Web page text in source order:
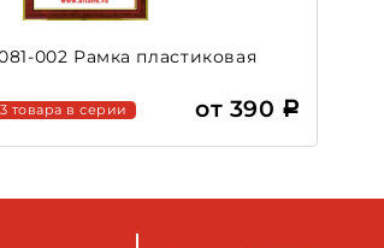
002 Рамка пластиковая
3 товара в серии от 390